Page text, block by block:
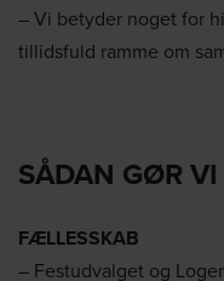
– Vi betyder noget for
tillidsfuld ramme om
SÅDAN GØR VI
FÆLLESSKAB
– Festudvalget og